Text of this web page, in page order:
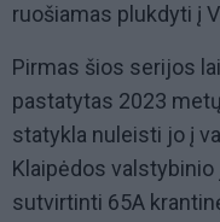
ruošiamas plukdyti į
Pirmas šios serijos
pastatytas 2023
statykla nuleisti jo į
Klaipėdos
sutvirtinti 65A